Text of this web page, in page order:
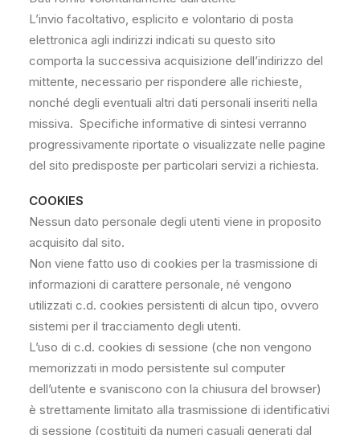
L’invio facoltativo, esplicito e volontario di posta
elettronica agli indirizzi indicati su questo sito
comporta la successiva acquisizione dell’indirizzo del
mittente, necessario per rispondere alle richieste,
nonché degli eventuali altri dati personali inseriti nella
missiva. Specifiche informative di sintesi verranno
progressivamente riportate o visualizzate nelle pagine
del sito predisposte per particolari servizi a richiesta.
COOKIES
Nessun dato personale degli utenti viene in proposito
acquisito dal sito.
Non viene fatto uso di cookies per la trasmissione di
informazioni di carattere personale, né vengono
utilizzati c.d. cookies persistenti di alcun tipo, ovvero
sistemi per il tracciamento degli utenti.
L’uso di c.d. cookies di sessione (che non vengono
memorizzati in modo persistente sul computer
dell’utente e svaniscono con la chiusura del browser)
è strettamente limitato alla trasmissione di identificativi
di sessione (costituiti da numeri casuali generati dal